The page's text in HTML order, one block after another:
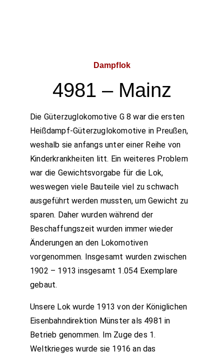
Dampflok
4981 – Mainz
Die Güterzuglokomotive G 8 war die ersten
Heißdampf-Güterzuglokomotive in Preußen,
weshalb sie anfangs unter einer Reihe von
Kinderkrankheiten litt. Ein weiteres Problem
war die Gewichtsvorgabe für die Lok,
weswegen viele Bauteile viel zu schwach
ausgeführt werden mussten, um Gewicht zu
sparen. Daher wurden während der
Beschaffungszeit wurden immer wieder
Änderungen an den Lokomotiven
vorgenommen. Insgesamt wurden zwischen
1902 – 1913 insgesamt 1.054 Exemplare
gebaut.
Unsere Lok wurde 1913 von der Königlichen
Eisenbahndirektion Münster als 4981 in
Betrieb genommen. Im Zuge des 1.
Weltkrieges wurde sie 1916 an das